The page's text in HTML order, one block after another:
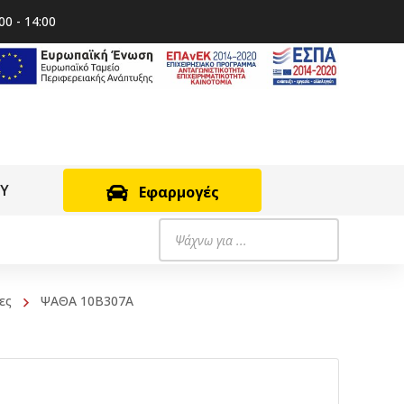
- 14:00
Εφαρμογές
Products
search
ΨΑΘΑ 10B307A